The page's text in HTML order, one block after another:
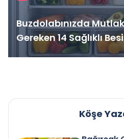
Buzdolabınızda
Gereken 14 Sağlıklı
Köşe